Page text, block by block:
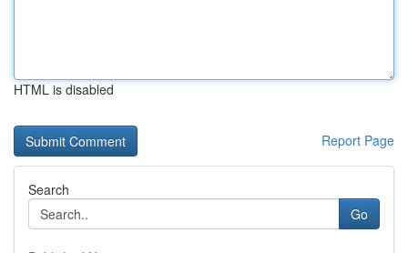
HTML is disabled
Report Page
Search
Go